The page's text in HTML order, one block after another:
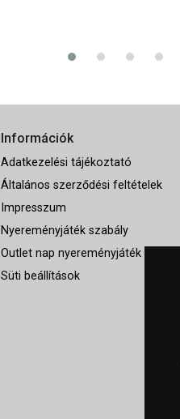
Információk
Adatkezelési tájékoztató
Általános szerződési feltételek
Impresszum
Nyereményjáték szabály
Outlet nap nyereményjáték
Süti beállítások